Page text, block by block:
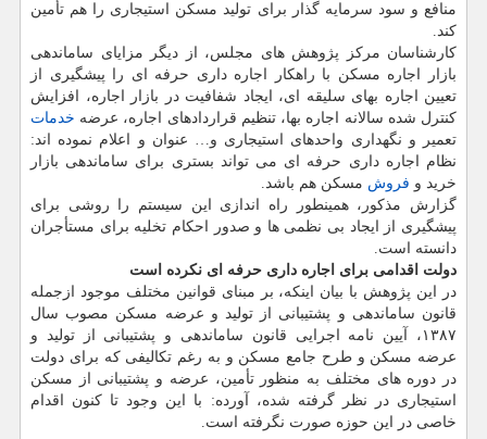
منافع و سود سرمایه گذار برای تولید مسکن استیجاری را هم تأمین
کند.
کارشناسان مرکز پژوهش های مجلس، از دیگر مزایای ساماندهی
بازار اجاره مسکن با راهکار اجاره داری حرفه ای را پیشگیری از
تعیین اجاره بهای سلیقه ای، ایجاد شفافیت در بازار اجاره، افزایش
کنترل شده سالانه اجاره بها، تنظیم قراردادهای اجاره، عرضه خدمات
تعمیر و نگهداری واحدهای استیجاری و… عنوان و اعلام نموده اند:
نظام اجاره داری حرفه ای می تواند بستری برای ساماندهی بازار
خرید و فروش مسکن هم باشد.
گزارش مذکور، همینطور راه اندازی این سیستم را روشی برای
پیشگیری از ایجاد بی نظمی ها و صدور احکام تخلیه برای مستأجران
دانسته است.
دولت اقدامی برای اجاره داری حرفه ای نکرده است
در این پژوهش با بیان اینکه، بر مبنای قوانین مختلف موجود ازجمله
قانون ساماندهی و پشتیبانی از تولید و عرضه مسکن مصوب سال
۱۳۸۷، آیین نامه اجرایی قانون ساماندهی و پشتیبانی از تولید و
عرضه مسکن و طرح جامع مسکن و به رغم تکالیفی که برای دولت
در دوره های مختلف به منظور تأمین، عرضه و پشتیبانی از مسکن
استیجاری در نظر گرفته شده، آورده: با این وجود تا کنون اقدام
خاصی در این حوزه صورت نگرفته است.